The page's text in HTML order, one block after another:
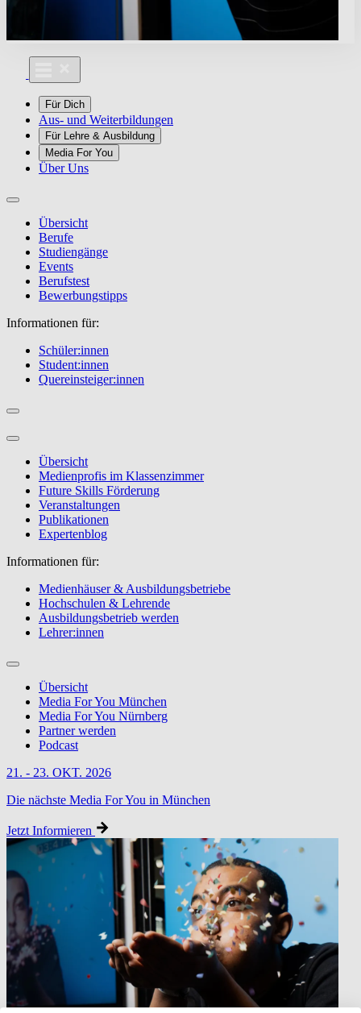
Für Dich
Aus- und Weiterbildungen
Für Lehre & Ausbildung
Media For You
Über Uns
Übersicht
Berufe
Studiengänge
Events
Berufstest
Bewerbungstipps
Informationen für:
Schüler:innen
Student:innen
Quereinsteiger:innen
Übersicht
Medienprofis im Klassenzimmer
Future Skills Förderung
Veranstaltungen
Publikationen
Expertenblog
Informationen für:
Medienhäuser & Ausbildungsbetriebe
Hochschulen & Lehrende
Ausbildungsbetrieb werden
Lehrer:innen
Übersicht
Media For You München
Media For You Nürnberg
Partner werden
Podcast
21. - 23. OKT. 2026
Die nächste Media For You in München
Jetzt Informieren